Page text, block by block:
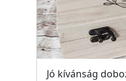
Jó kívánság